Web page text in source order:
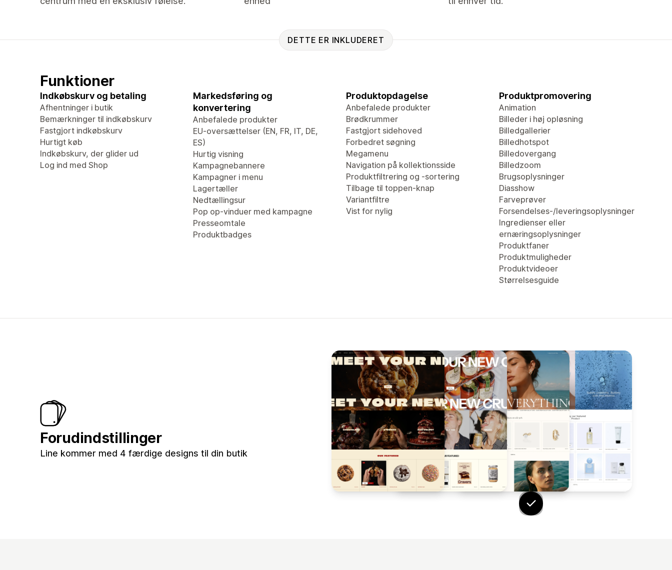
DETTE ER INKLUDERET
Funktioner
Indkøbskurv og betaling
Afhentninger i butik
Bemærkninger til indkøbskurv
Fastgjort indkøbskurv
Hurtigt køb
Indkøbskurv, der glider ud
Log ind med Shop
Markedsføring og
konvertering
Anbefalede produkter
EU-oversættelser (EN, FR, IT, DE,
ES)
Hurtig visning
Kampagnebannere
Kampagner i menu
Lagertæller
Nedtællingsur
Pop op-vinduer med kampagne
Presseomtale
Produktbadges
Produktopdagelse
Anbefalede produkter
Brødkrummer
Fastgjort sidehoved
Forbedret søgning
Megamenu
Navigation på kollektionsside
Produktfiltrering og -sortering
Tilbage til toppen-knap
Variantfiltre
Vist for nylig
Produktpromovering
Animation
Billeder i høj opløsning
Billedgallerier
Billedhotspot
Billedovergang
Billedzoom
Brugsoplysninger
Diasshow
Farveprøver
Forsendelses-/leveringsoplysninger
Ingredienser eller
ernæringsoplysninger
Produktfaner
Produktmuligheder
Produktvideoer
Størrelsesguide
Forudindstillinger
Line kommer med 4 færdige designs til din butik